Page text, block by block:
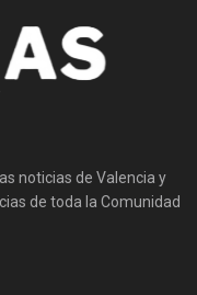
noticias de Valencia y
de toda la Comunidad